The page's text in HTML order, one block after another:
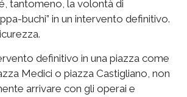
tantomeno, la volontà di
buchi” in un intervento definitivo.
definitivo in una piazza come
Medici o piazza Castigliano, non
arrivare con gli operai e